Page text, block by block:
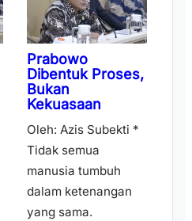
Prabowo
Dibentuk Proses,
Bukan
Kekuasaan
Oleh: Azis Subekti *
Tidak semua
manusia tumbuh
dalam ketenangan
yang sama.